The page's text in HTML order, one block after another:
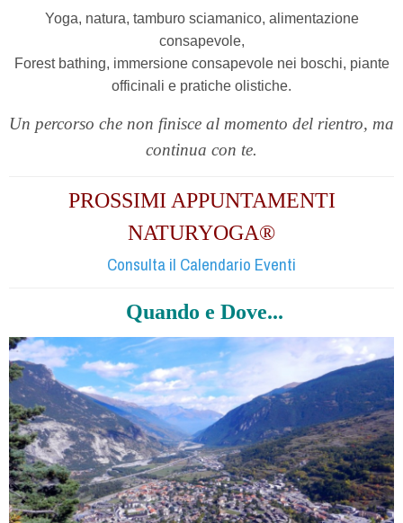
Yoga, natura, tamburo sciamanico, alimentazione
consapevole,
Forest bathing, immersione consapevole nei boschi, piante
officinali e pratiche olistiche.
Un percorso che non finisce al momento del rientro, ma
continua con te.
PROSSIMI APPUNTAMENTI
NATURYOGA®
Consulta il Calendario Eventi
Quando e Dove...